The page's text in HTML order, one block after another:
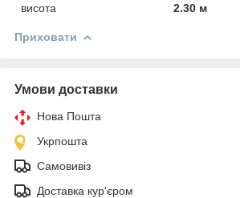
висота
2.30 м
Приховати
Умови доставки
Нова Пошта
Укрпошта
Самовивіз
Доставка кур'єром